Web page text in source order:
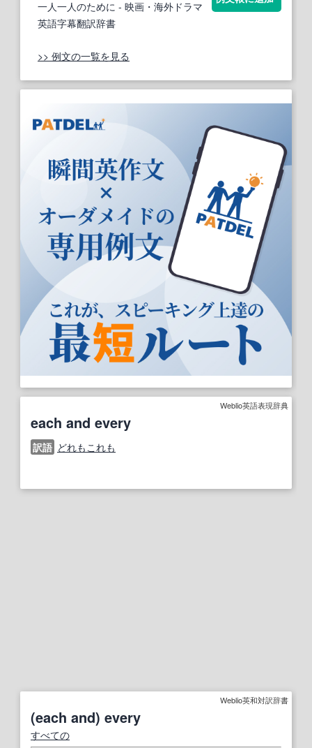
一人一人のために - 映画・海外ドラマ
英語字幕翻訳辞書
>> 例文の一覧を見る
Weblio英語表現辞典
each and every
訳語 どれもこれも
Weblio英和対訳辞書
(each and) every
すべての